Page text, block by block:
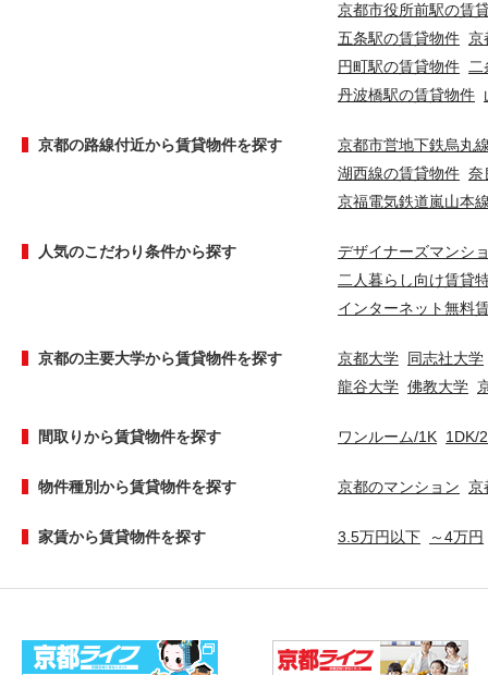
京都市役所前駅の賃
五条駅の賃貸物件 京
円町駅の賃貸物件
丹波橋駅の賃貸物件
京都の路線付近から賃貸物件を探す
京都市営地下鉄烏丸
湖西線の賃貸物件 奈
京福電気鉄道嵐山本
人気のこだわり条件から探す
デザイナーズマンシ
二人暮らし向け賃貸
インターネット無料
京都の主要大学から賃貸物件を探す 京都大学 同志社大学
龍谷大学 佛教大学
間取りから賃貸物件を探す ワンルーム/1K 1DK/
物件種別から賃貸物件を探す 京都のマンション 京
家賃から賃貸物件を探す 3.5万円以下 ～4万円